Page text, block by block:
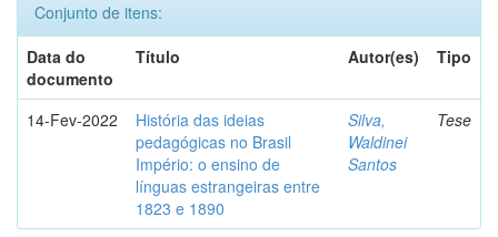
Conjunto de itens:
Data do
documento
Título Autor(es) Tipo
14-Fev-2022
História das ideias
pedagógicas no Brasil
Império: o ensino de
línguas estrangeiras entre
1823 e 1890
Silva,
Waldinei
Santos
Tese